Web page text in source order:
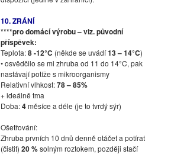
10. ZRÁNÍ
****pro domácí výrobu – viz. původní
příspěvek:
Teplota:8 -12°C (někde se uvádí13 – 14°C)
• osvědčilo se mi zhruba od 11 do 14°C, pak
nastávají potíže s mikroorganismy
Relativní vlhkost:78 – 85%
+ ideálně tma
Doba:4měsíce a déle (je to tvrdý sýr)
Ošetřování:
Zhruba prvních 10 dnů denně otáčet a potírat
(čistit) 20 %solným roztokem, později stačí